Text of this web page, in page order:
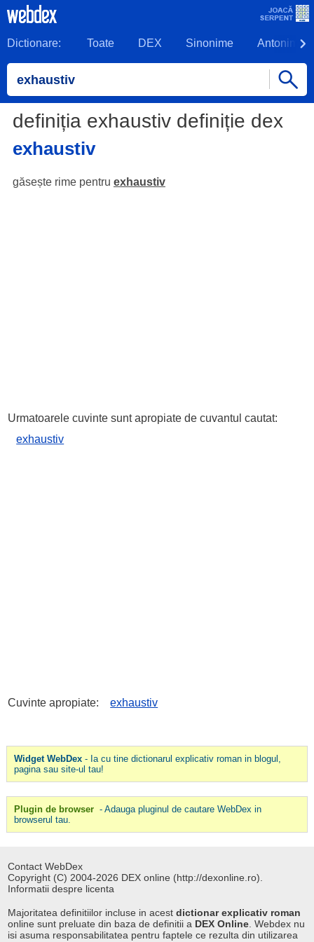
Dictionare: Toate DEX Sinonime Antonime
definiția exhaustiv definiție dex
exhaustiv
găsește rime pentru exhaustiv
Urmatoarele cuvinte sunt apropiate de cuvantul cautat:
exhaustiv
Cuvinte apropiate: exhaustiv
Widget WebDex- Ia cu tine dictionarul explicativ roman in blogul,
pagina sau site-ul tau!
Plugin de browser - Adauga pluginul de cautare WebDex in
browserul tau.
Contact WebDex
Copyright (C) 2004-2026 DEX online (http://dexonline.ro).
Informatii despre licenta
Majoritatea definitiilor incluse in acestdictionar explicativ roman
online sunt preluate din baza de definitii a DEX Online . Webdex nu
isi asuma responsabilitatea pentru faptele ce rezulta din utilizarea